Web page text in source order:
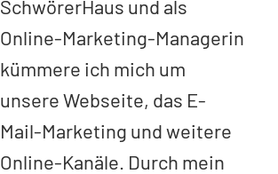
SchwörerHaus und als
Online-Marketing-Managerin
kümmere ich mich um
unsere Webseite, das E-
Mail-Marketing und weitere
Online-Kanäle. Durch mein